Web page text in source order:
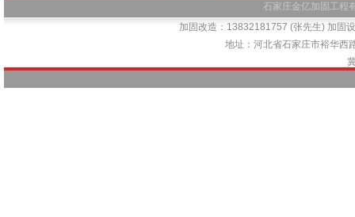
石家庄金亿加固工程
加固改造：13832181757 (张先生) 加固
地址：河北省石家庄市裕华西